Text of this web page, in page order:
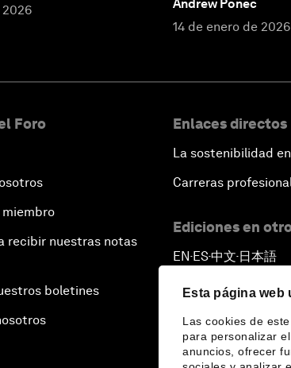
Esta página web
Las cookies de
para personalizar
anuncios, ofrecer
Andrew Ponec
14 de enero de 2026
Foro
miembro
recibir nuestras notas
boletines
Enlaces directos
La sostenibilidad
Carreras
Ediciones en
EN ▪ES▪中文▪ 日本語